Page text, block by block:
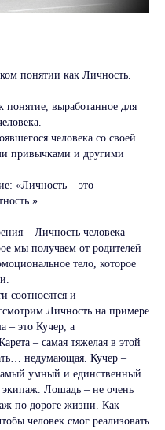
понятии как Личность.
понятие, выработанное для
человека со своей
привычками и другими
«Личность – это
– Личность человека
мы получаем от родителей
тело, которое
соотносятся и
Личность на примере
– это Кучер, а
– самая тяжелая в этой
недумающая. Кучер –
умный и единственный
экипаж. Лошадь – не очень
по дороге жизни. Как
человек смог реализовать